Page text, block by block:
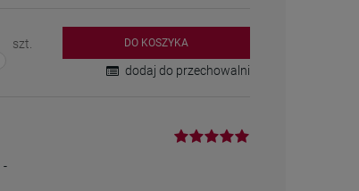
szt.
DO KOSZYKA
dodaj do przechowalni
-